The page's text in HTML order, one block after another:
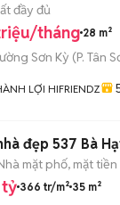
đầy đủ
tháng 28 m²
Sơn Kỳ (P. Tân
LỢI HIFRIENDZ
đẹp 537 Bà
mặt phố, mặt tiền
tỷ 366 tr/m² 35 m²